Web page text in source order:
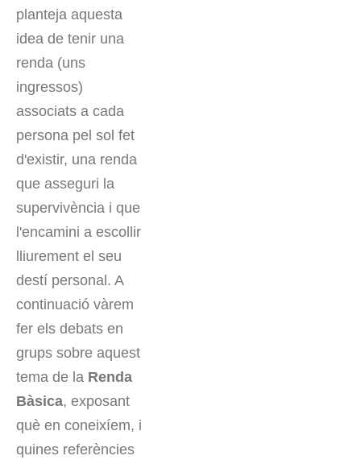
planteja aquesta
idea de tenir una
renda (uns
ingressos)
associats a cada
persona pel sol fet
d'existir, una renda
que asseguri la
supervivència i que
l'encamini a escollir
lliurement el seu
destí personal. A
continuació vàrem
fer els debats en
grups sobre aquest
tema de la Renda
Bàsica, exposant
què en coneixíem, i
quines referències